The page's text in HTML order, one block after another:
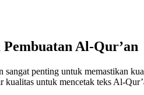
Al-Qur’an
sangat penting untuk memastikan
kualitas untuk mencetak teks Al-